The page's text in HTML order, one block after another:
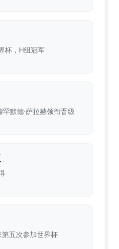
杯，H组冠军
默德·萨拉赫领衔晋级
五次参加世界杯